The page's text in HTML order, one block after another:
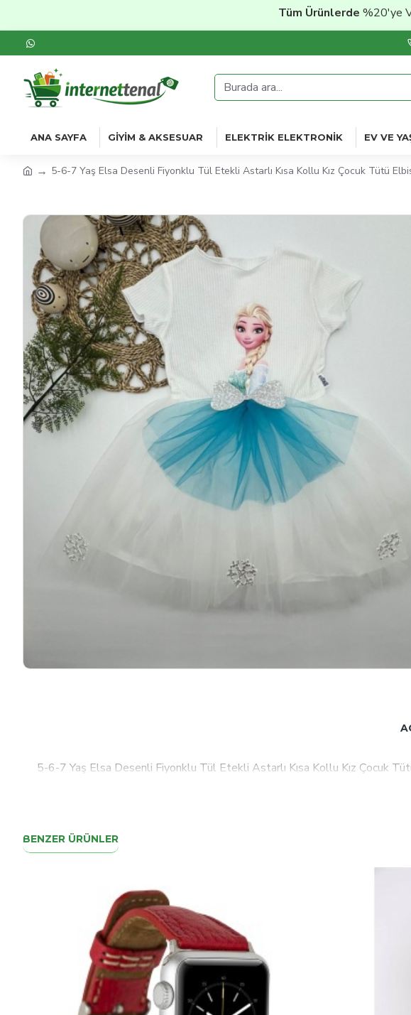
Tüm Ürünlerde%20'ye Varan
ANA SAYFA GIYIM & AKSESUAR ELEKTRIK ELEKTRONIK EV VE
5-6-7 Yaş Elsa Desenli Fiyonklu Tül Etekli Astarlı Kısa Kollu Kız Çocuk Tütü
5-6-7 Yaş Elsa Desenli Fiyonklu Tül Etekli Astarlı Kısa Kollu Kız Çocuk
BENZER ÜRÜNLER